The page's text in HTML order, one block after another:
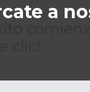
a